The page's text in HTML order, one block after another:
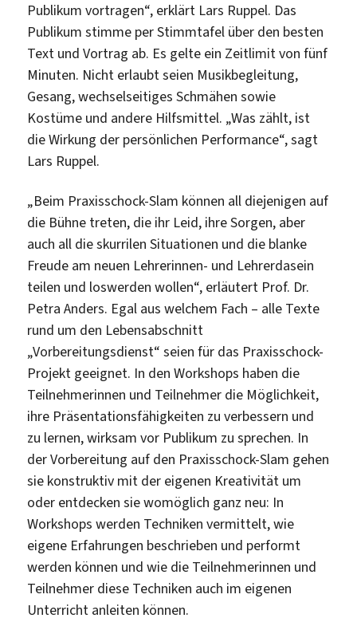
Publikum vortragen“, erklärt Lars Ruppel. Das
Publikum stimme per Stimmtafel über den besten
Text und Vortrag ab. Es gelte ein Zeitlimit von fünf
Minuten. Nicht erlaubt seien Musikbegleitung,
Gesang, wechselseitiges Schmähen sowie
Kostüme und andere Hilfsmittel. „Was zählt, ist
die Wirkung der persönlichen Performance“, sagt
Lars Ruppel.
„Beim Praxisschock-Slam können all diejenigen auf
die Bühne treten, die ihr Leid, ihre Sorgen, aber
auch all die skurrilen Situationen und die blanke
Freude am neuen Lehrerinnen- und Lehrerdasein
teilen und loswerden wollen“, erläutert Prof. Dr.
Petra Anders. Egal aus welchem Fach – alle Texte
rund um den Lebensabschnitt
„Vorbereitungsdienst“ seien für das Praxisschock-
Projekt geeignet. In den Workshops haben die
Teilnehmerinnen und Teilnehmer die Möglichkeit,
ihre Präsentationsfähigkeiten zu verbessern und
zu lernen, wirksam vor Publikum zu sprechen. In
der Vorbereitung auf den Praxisschock-Slam gehen
sie konstruktiv mit der eigenen Kreativität um
oder entdecken sie womöglich ganz neu: In
Workshops werden Techniken vermittelt, wie
eigene Erfahrungen beschrieben und performt
werden können und wie die Teilnehmerinnen und
Teilnehmer diese Techniken auch im eigenen
Unterricht anleiten können.